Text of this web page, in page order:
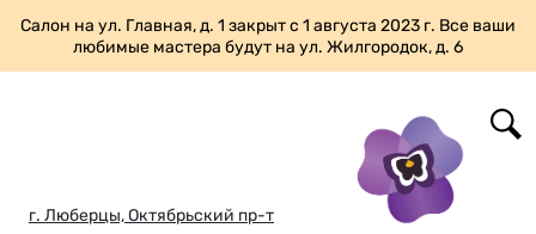
Салон на ул. Главная, д. 1 закрыт с 1 августа 2023 г. Все ваши
любимые мастера будут на ул. Жилгородок, д. 6
г. Люберцы, Октябрьский пр-т